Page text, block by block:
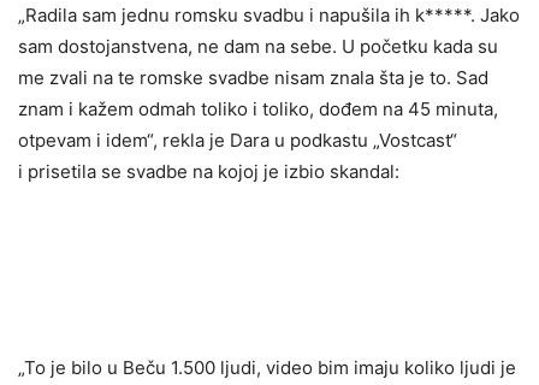
„Radila sam jednu romsku svadbu i napušila ih k*****. Jako
sam dostojanstvena, ne dam na sebe. U početku kada su
me zvali na te romske svadbe nisam znala šta je to. Sad
znam i kažem odmah toliko i toliko, dođem na 45 minuta,
otpevam i idem“, rekla je Dara u podkastu „Vostcast“
i prisetila se svadbe na kojoj je izbio skandal:
„To je bilo u Beču 1.500 ljudi, video bim imaju koliko ljudi je